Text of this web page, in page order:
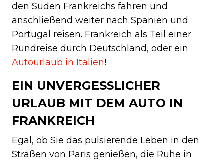
den Süden Frankreichs fahren und
anschließend weiter nach Spanien und
Portugal reisen. Frankreich als Teil einer
Rundreise durch Deutschland, oder ein
Autourlaub in Italien!
EIN UNVERGESSLICHER
URLAUB MIT DEM AUTO IN
FRANKREICH
Egal, ob Sie das pulsierende Leben in den
Straßen von Paris genießen, die Ruhe in